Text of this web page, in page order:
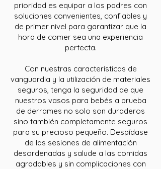
prioridad es equipar a los padres con
soluciones convenientes, confiables y
de primer nivel para garantizar que la
hora de comer sea una experiencia
perfecta.
Con nuestras características de
vanguardia y la utilización de materiales
seguros, tenga la seguridad de que
nuestros vasos para bebés a prueba
de derrames no solo son duraderos
sino también completamente seguros
para su precioso pequeño. Despídase
de las sesiones de alimentación
desordenadas y salude a las comidas
agradables y sin complicaciones con